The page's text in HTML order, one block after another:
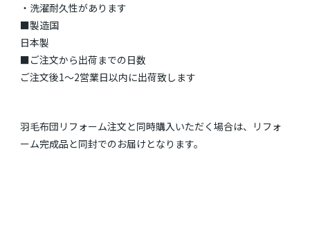
・洗濯耐久性があります
■製造国
日本製
■ご注文から出荷までの日数
ご注文後1～2営業日以内に出荷致します
羽毛布団リフォーム注文と同時購入いただく場合は、リフォ
ーム完成品と同封でのお届けとなります。